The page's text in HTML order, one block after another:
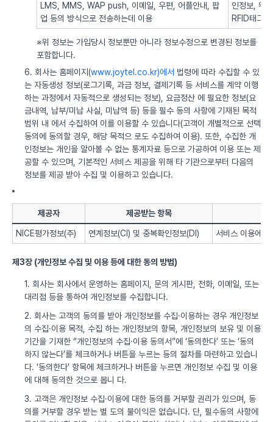
LMS, MMS, WAP push, 이메일, 우편, 어플안내, 팝
업 등의 방식으로 전송하는데 이용
인정보, 위
RFID태그
※위 정보는 가입당시 정보뿐만 아니라 정보수정으로 변경된 정보를
포함합니다.
6. 회사는 홈페이지(www.joytel.co.kr)에서 법령에 따라 수집할 수 있
는 자동생성 정보(로그기록, 과금 정보, 결제기록 등 서비스를 계약 이행
하는 과정에서 자동적으로 생성되는 정보), 요금정산 에 필요한 정보(요
금내역, 납부/미납 사실, 미납액 등) 등을 필수 동의 사항에 기재된 목적
범위 내 에서 수집하여 이를 이용할 수 있습니다(고객이 개별적으로 선택
동의에 동의할 경우, 해당 목적으 로도 수집하여 이용). 또한, 수집한 개
인정보는 개인을 알아볼 수 없는 통계자료 등으로 가공하여 이용 또는 제
공할 수 있으며, 기본적인 서비스 제공을 위해 타 기관으로부터 다음의
정보를 제공 받아 수집 및 이용하고 있습니다.
제공자 제공받는 항목
NICE평가정보(주) 연계정보(CI) 및 중복확인정보(DI) 서비스 이용에
제3장 (개인정보 수집 및 이용 등에 대한 동의 방법)
1. 회사는 회사에서 운영하는 홈페이지, 문의 게시판, 전화, 이메일, 또는
대리점 등을 통하여 개인정보를 수집합니다.
2. 회사는 고객의 동의를 받아 개인정보를 수집·이용하는 경우 개인정보
의 수집·이용 목적, 수집 하는 개인정보의 항목, 개인정보의 보유 및 이용
기간을 기재한 “개인정보의 수집·이용 동의서”에 ‘동의한다’ 또는 ‘동의
하지 않는다’를 체크하거나 버튼을 누르는 등의 절차를 마련하고 있습니
다. ‘동의한다’ 항목에 체크하거나 버튼을 누르면 개인정보 수집 및 이용
에 대해 동의한 것으로 봅니 다.
3. 고객은 개인정보 수집·이용에 대한 동의를 거부할 권리가 있으며, 동
의를 거부할 경우 받는 별 도의 불이익은 없습니다. 단, 필수동의 사항에